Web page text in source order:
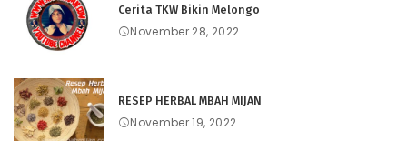
Cerita TKW Bikin Melongo
November 28, 2022
RESEP HERBAL MBAH MIJAN
November 19, 2022